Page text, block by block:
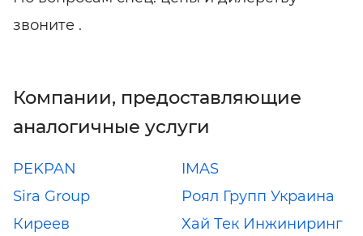
звоните .
Компании, предоставляющие
аналогичные услуги
PEKPAN
IMAS
Sira Group
Роял Групп Украина
Киреев
Хай Тек Инжиниринг